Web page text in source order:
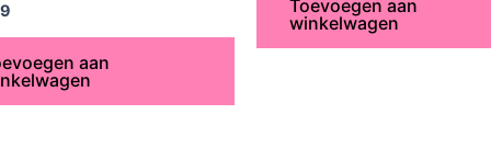
aan
Toevoegen aan
winkelwagen